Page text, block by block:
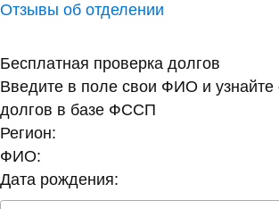
Отзывы об отделении
Бесплатная проверка долгов
Введите в поле свои ФИО и узнайте
долгов в базе ФССП
Регион:
ФИО:
Дата рождения: